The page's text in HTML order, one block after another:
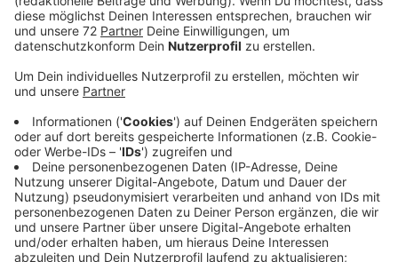
Veröffentlicht:Mittwoch, 08.09.2021 06:37
Das ist eine gute Sache, doch am Bahnhof in Dülmen
hat Radio Kiepenkerl-Hörer Klaus tagelang mit einem
mulmigen Gefühl sein Fahrrad an den überdachten
Plätzen vor dem oberen Bahnsteig abgestellt Es war
stockdunkel. Lieber Klaus und alle anderen Bahnfahrer,